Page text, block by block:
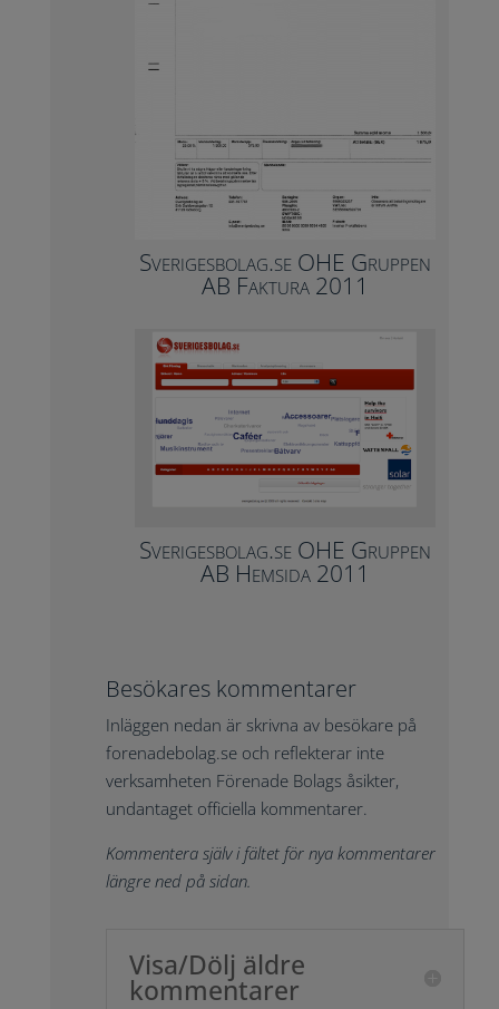
Sverigesbolag.se OHE Gruppen
AB Faktura 2011
Sverigesbolag.se OHE Gruppen
AB Hemsida 2011
Besökares kommentarer
Inläggen nedan är skrivna av besökare på
forenadebolag.se och reflekterar inte
verksamheten Förenade Bolags åsikter,
undantaget officiella kommentarer.
Kommentera själv i fältet för nya kommentarer
längre ned på sidan.
Visa/Dölj äldre
kommentarer